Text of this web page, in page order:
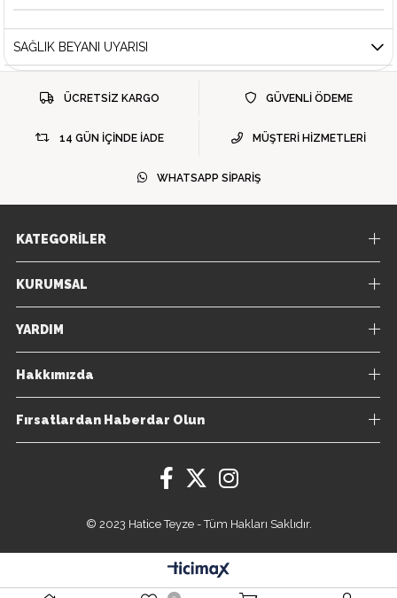
SAĞLIK BEYANI UYARISI
ÜCRETSİZ KARGO GÜVENLİ ÖDEME
14 GÜN İÇİNDE İADE MÜŞTERİ HİZMETLERİ
WHATSAPP SİPARİŞ
KATEGORİLER
KURUMSAL
YARDIM
Hakkımızda
Fırsatlardan Haberdar Olun
© 2023 Hatice Teyze - Tüm Hakları Saklıdır.